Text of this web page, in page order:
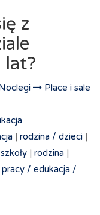
z
Place i sale
| rodzina / dzieci |
szkoły | rodzina |
pracy / edukacja /